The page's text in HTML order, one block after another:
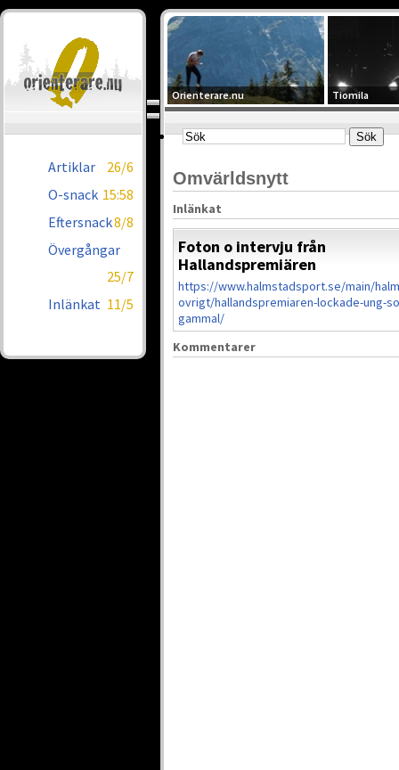
Artiklar
26/6
O-snack 15:58
Eftersnack8/8
Övergångar
25/7
Inlänkat 11/5
Orienterare.nu Tiomila
Omvärldsnytt
Inlänkat
Foton o intervju från
Hallandspremiären
https://www.halmstadsport.se/main/
ovrigt/hallandspremiaren-lockade-ung-
gammal/
Kommentarer